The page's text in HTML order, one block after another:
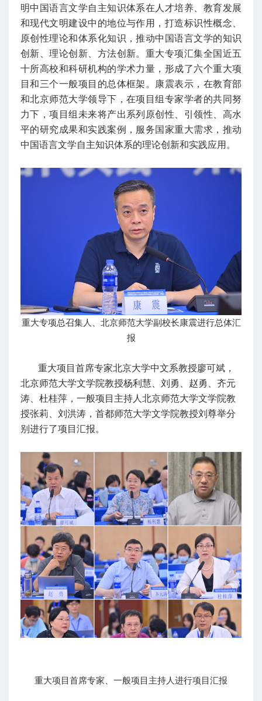
明中国语言文学自主知识体系在人才培养、教育发展
和现代文明建设中的地位与作用，打造标识性概念、
原创性理论和体系化知识，推动中国语言文学的知识
创新、理论创新、方法创新。重大专项汇集全国近五
十所高校和科研机构的学术力量，形成了六个重大项
目和三个一般项目的总体框架。康震表示，在教育部
和北京师范大学领导下，在项目组专家学者的共同努
力下，项目组未来将产出系列原创性、引领性、高水
平的研究成果和实践案例，服务国家重大需求，推动
中国语言文学自主知识体系的理论创新和实践应用。
重大专项总召集人、北京师范大学副校长康震进行总体汇
报
重大项目首席专家北京大学中文系教授 廖可斌，
北京师范大学文学院教授杨利慧、刘勇、赵勇、齐元
涛、杜桂萍，一般项目主持人北京师范大学文学院教
授张莉、刘洪涛，首都师范大学文学院教授刘尊举分
别进行了项目汇报。
重大项目首席专家、一般项目主持人进行项目汇报